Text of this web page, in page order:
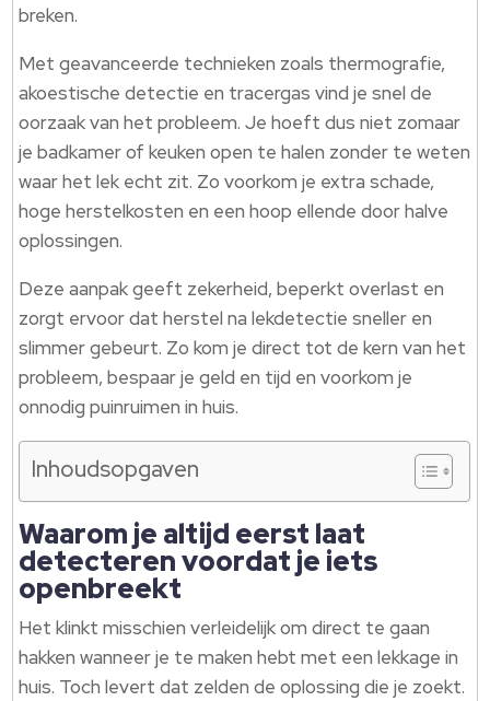
breken.
Met geavanceerde technieken zoals thermografie,
akoestische detectie en tracergas vind je snel de
oorzaak van het probleem. Je hoeft dus niet zomaar
je badkamer of keuken open te halen zonder te weten
waar het lek echt zit. Zo voorkom je extra schade,
hoge herstelkosten en een hoop ellende door halve
oplossingen.
Deze aanpak geeft zekerheid, beperkt overlast en
zorgt ervoor dat herstel na lekdetectie sneller en
slimmer gebeurt. Zo kom je direct tot de kern van het
probleem, bespaar je geld en tijd en voorkom je
onnodig puinruimen in huis.
Inhoudsopgaven
Waarom je altijd eerst laat
detecteren voordat je iets
openbreekt
Het klinkt misschien verleidelijk om direct te gaan
hakken wanneer je te maken hebt met een lekkage in
huis. Toch levert dat zelden de oplossing die je zoekt.